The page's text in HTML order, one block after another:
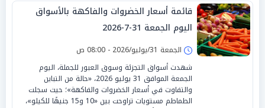
قائمة أسعار الخضروات والفاكهة بالأسواق
اليوم الجمعة 31-7-2026
الجمعة 31/يوليو/2026 - 08:00 ص
شهدت أسواق التجزئة وسوق العبور للجملة، اليوم
الجمعة الموافق 31 يوليو 2026، «حالة من التباين
والتفاوت في أسعار الخضروات والفاكهة»؛ حيث سجلت
الطماطم مستويات تراوحت بين «10 و15 جنيهًا للكيلو»،